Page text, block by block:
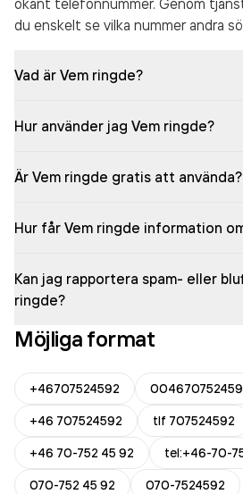
okänt telefonnummer. Genom
du enskelt se vilka nummer andra
Vad är Vem ringde?
Hur använder jag Vem ringde?
Är Vem ringde gratis att använda?
Hur får Vem ringde information
Kan jag rapportera spam- eller
ringde?
Möjliga format
+46707524592
+46 707524592
tlf 707524592
+46 70-752 45 92
tel:+46-70-
070-752 45 92
070-7524592